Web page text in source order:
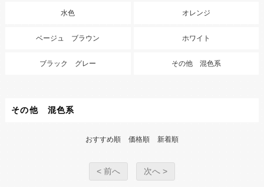
水色 オレンジ
ベージュ ブラウン ホワイト
ブラック グレー その他 混色系
その他 混色系
おすすめ順 価格順 新着順
< 前へ 次へ >